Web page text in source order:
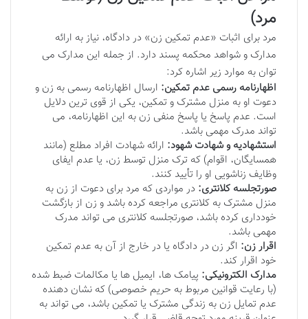
مرد)
مرد برای اثبات «عدم تمکین زن» در دادگاه، نیاز به ارائه
مدارک و شواهد محکمه پسند دارد. از جمله این مدارک می
توان به موارد زیر اشاره کرد:
اظهارنامه رسمی عدم تمکین: ارسال اظهارنامه رسمی به زن و
دعوت او به منزل مشترک و تمکین، یکی از قوی ترین دلایل
است. عدم پاسخ یا پاسخ منفی زن به این اظهارنامه، می
تواند مدرک مهمی باشد.
استشهادیه و شهادت شهود: ارائه شهادت افراد مطلع (مانند
همسایگان، اقوام) که ترک منزل توسط زن، یا عدم ایفای
وظایف زناشویی او را تأیید کنند.
صورتجلسه کلانتری: در مواردی که مرد برای دعوت از زن به
منزل مشترک به کلانتری مراجعه کرده باشد و زن از بازگشت
خودداری کرده باشد، صورتجلسه کلانتری می تواند مدرک
مهمی باشد.
اقرار زن: اگر زن در دادگاه یا در خارج از آن به عدم تمکین
خود اقرار کند.
مدارک الکترونیکی: پیامک ها، ایمیل ها یا مکالمات ضبط شده
(با رعایت قوانین مربوط به حریم خصوصی) که نشان دهنده
عدم تمایل زن به زندگی مشترک یا تمکین باشد، می تواند به